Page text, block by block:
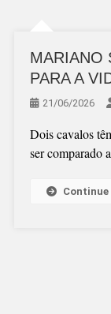
MARIANO
PARA A
21/06/2026
Dois cavalos
ser comparado
Continue